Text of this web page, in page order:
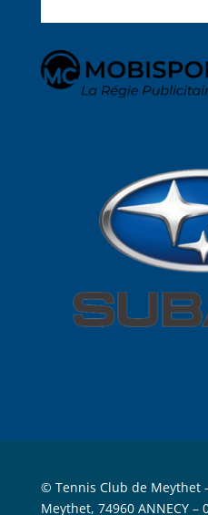
© Tennis Club de Meythet
Meythet, 74960 ANNECY–